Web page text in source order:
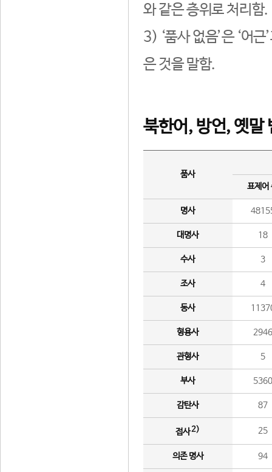
와 같은 층위로 처리함.
3) ‘품사 없음’은 ‘어
은 것을 말함.
북한어, 방언, 옛말
품사
표제어
명사
대명사 18
수사 3
조사 4
동사
형용사 2946
관형사 5
부사 5360
감탄사 87
접사2) 25
의존 명사 94